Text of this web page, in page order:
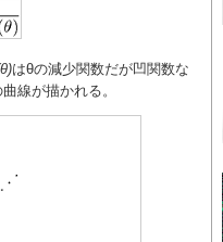
はθの減少関数だが凹関数な
線が描かれる。